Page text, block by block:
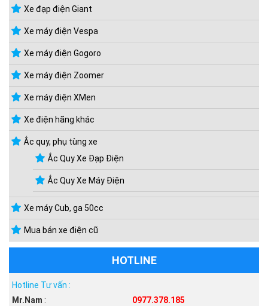
Xe đạp điện Giant
Xe máy điện Vespa
Xe máy điện Gogoro
Xe máy điện Zoomer
Xe máy điện XMen
Xe điện hãng khác
Ắc quy, phụ tùng xe
Ắc Quy Xe Đạp Điện
Ắc Quy Xe Máy Điện
Xe máy Cub, ga 50cc
Mua bán xe điện cũ
HOTLINE
Hotline Tư vấn :
Mr.Nam :
0977.378.185